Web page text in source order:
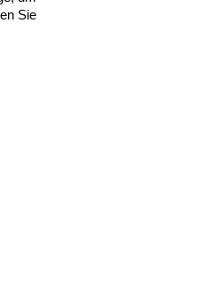
Sie